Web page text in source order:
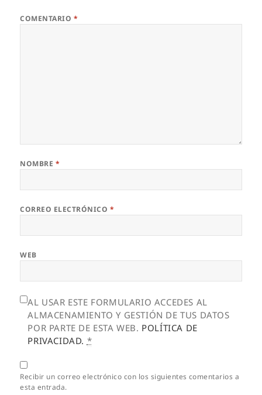
COMENTARIO *
NOMBRE *
CORREO ELECTRÓNICO *
WEB
AL USAR ESTE FORMULARIO ACCEDES AL
ALMACENAMIENTO Y GESTIÓN DE TUS DATOS
POR PARTE DE ESTA WEB. POLÍTICA DE
PRIVACIDAD. *
Recibir un correo electrónico con los siguientes comentarios a
esta entrada.